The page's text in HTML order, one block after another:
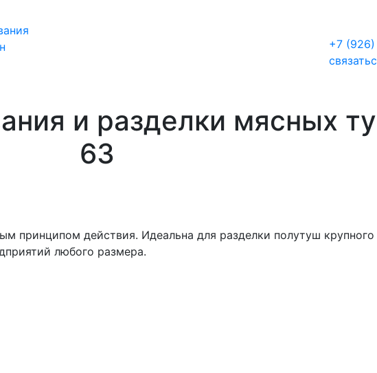
+7
и разделки мясных
63
принципом действия. Идеальна для разделки полутуш крупного
любого размера.